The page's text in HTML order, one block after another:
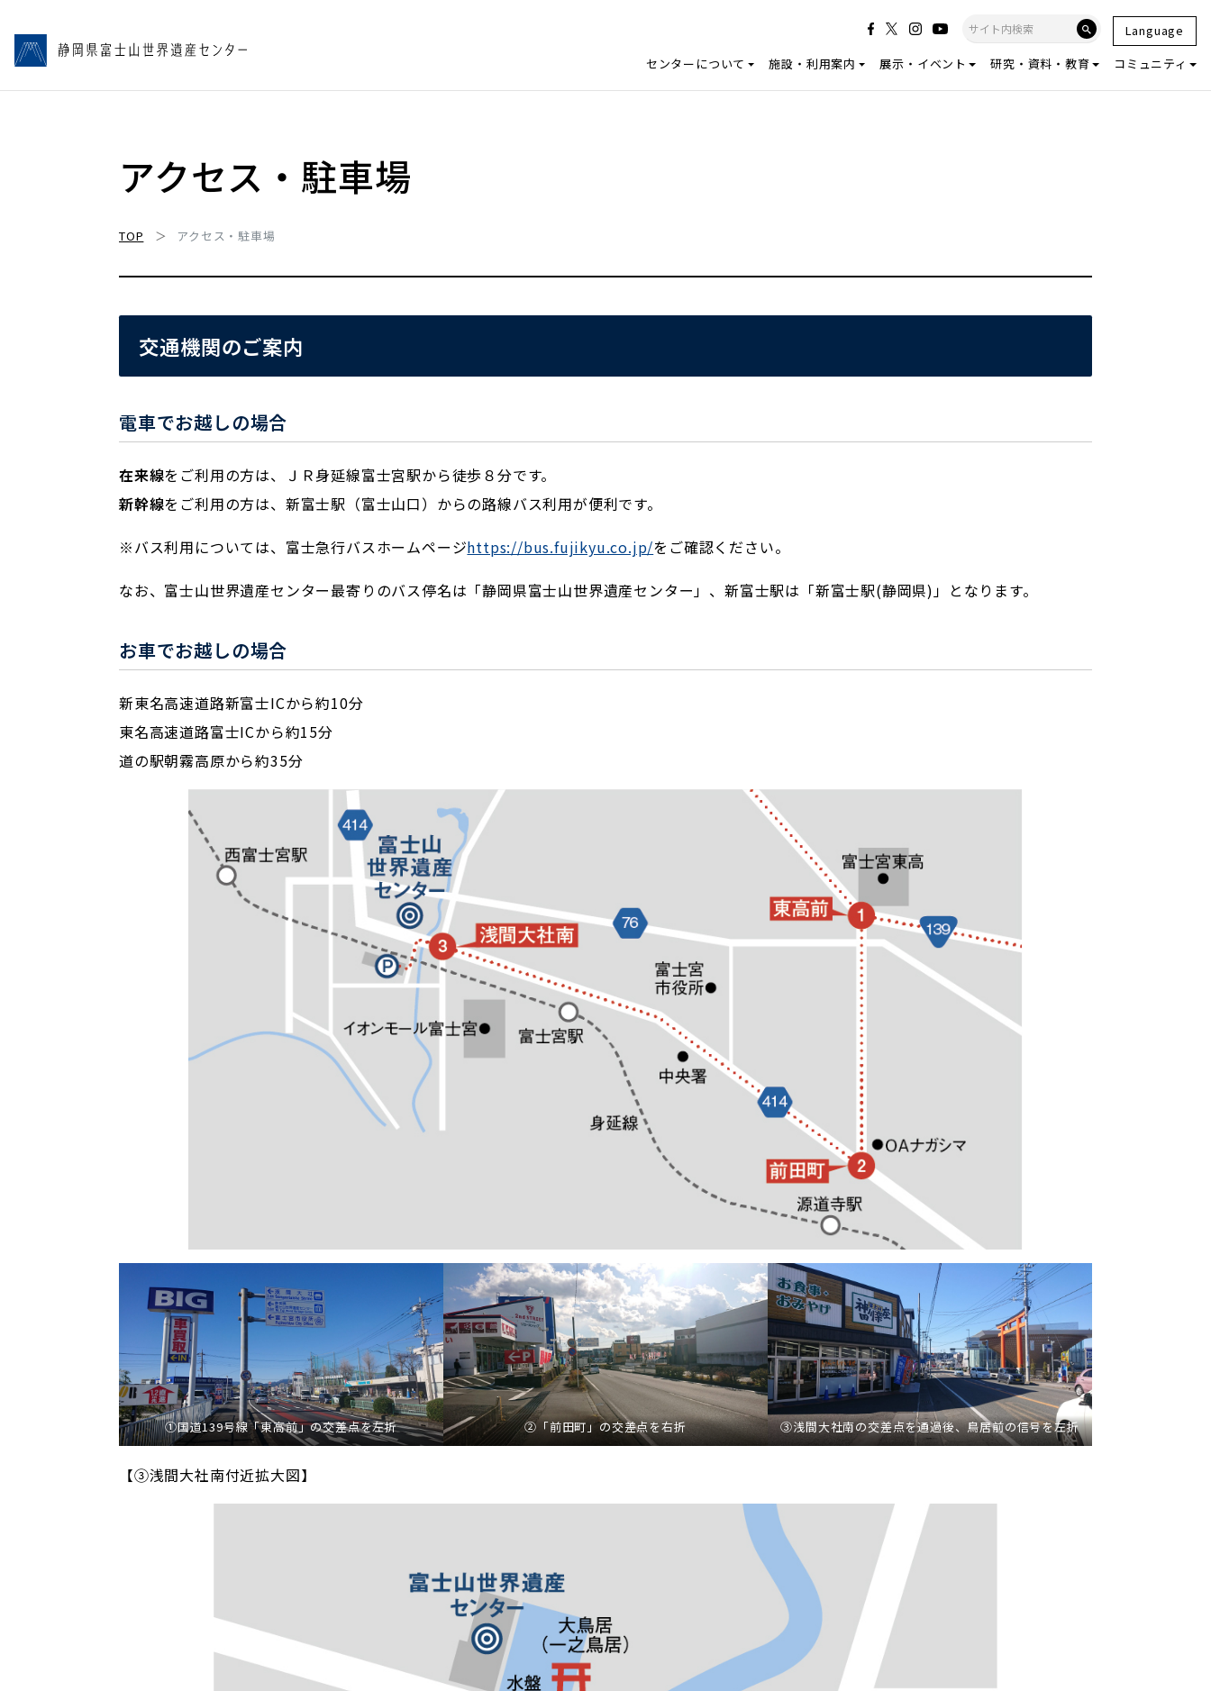
センターについて 施設・利用案内 展示・イベント 研究・資料・教育 コミュニティ
Language
アクセス・駐車場
TOP アクセス・駐車場
交通機関のご案内
電車でお越しの場合
在来線をご利用の方は、ＪＲ身延線富士宮駅から徒歩８分です。
新幹線をご利用の方は、新富士駅（富士山口）からの路線バス利用が便利です。
※バス利用については、富士急行バスホームページhttps://bus.fujikyu.co.jp/をご確認ください。
なお、富士山世界遺産センター最寄りのバス停名は「静岡県富士山世界遺産センター」、新富士駅は「新富士駅(静岡県)」となります。
お車でお越しの場合
新東名高速道路新富士ICから約10分
東名高速道路富士ICから約15分
道の駅朝霧高原から約35分
①国道139号線「東高前」の交差点を左折 ②「前田町」の交差点を右折 ③浅間大社南の交差点を通過後、鳥居前の信号を左折
【③浅間大社南付近拡大図】